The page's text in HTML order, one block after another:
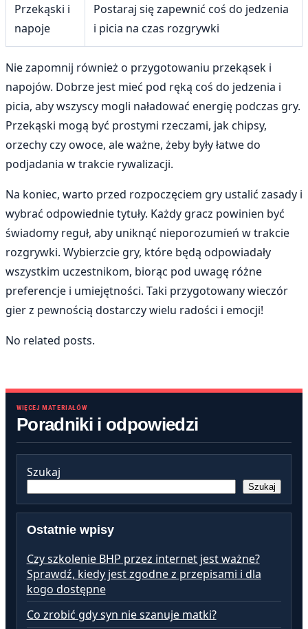
WIĘCEJ MATERIAŁÓW
Poradniki i odpowiedzi
Szukaj
Szukaj
Ostatnie wpisy
Czy szkolenie BHP przez internet jest ważne?
Sprawdź, kiedy jest zgodne z przepisami i dla
kogo dostępne
Co zrobić gdy syn nie szanuje matki?
Przekąski i
napoje
Postaraj się zapewnić coś do jedzenia
i picia na czas rozgrywki
Nie zapomnij również o przygotowaniu przekąsek i
napojów. Dobrze jest mieć pod ręką coś do jedzenia i
picia, aby wszyscy mogli naładować energię podczas gry.
Przekąski mogą być prostymi rzeczami, jak chipsy,
orzechy czy owoce, ale ważne, żeby były łatwe do
podjadania w trakcie rywalizacji.
Na koniec, warto przed rozpoczęciem gry ustalić zasady i
wybrać odpowiednie tytuły. Każdy gracz powinien być
świadomy reguł, aby uniknąć nieporozumień w trakcie
rozgrywki. Wybierzcie gry, które będą odpowiadały
wszystkim uczestnikom, biorąc pod uwagę różne
preferencje i umiejętności. Taki przygotowany wieczór
gier z pewnością dostarczy wielu radości i emocji!
No related posts.